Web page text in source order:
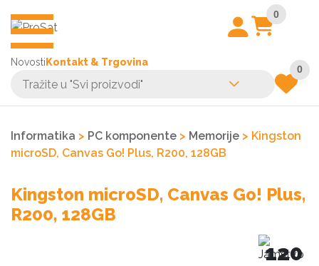
0
Novosti Kontakt & Trgovina
0
Informatika > PC komponente > Memorije > Kingston
microSD, Canvas Go! Plus, R200, 128GB
Kingston microSD, Canvas Go! Plus,
R200, 128GB
120